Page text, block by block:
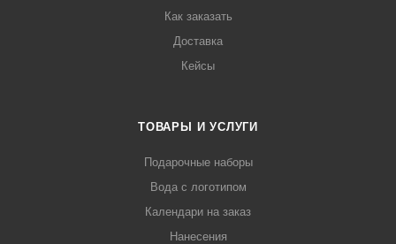
Как заказать
Доставка
Кейсы
ТОВАРЫ И УСЛУГИ
Подарочные наборы
Вода с логотипом
Календари на заказ
Нанесения